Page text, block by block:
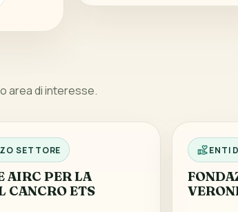
area di interesse.
SETTORE
AIRC PER LA
CANCRO ETS
ENTI